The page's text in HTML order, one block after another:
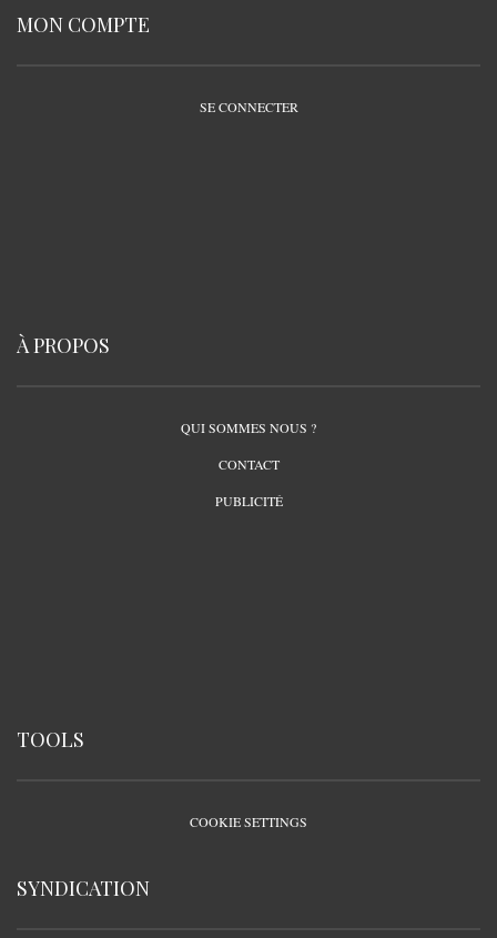
MON COMPTE
SE CONNECTER
À PROPOS
QUI SOMMES NOUS ?
CONTACT
PUBLICITÉ
TOOLS
COOKIE SETTINGS
SYNDICATION